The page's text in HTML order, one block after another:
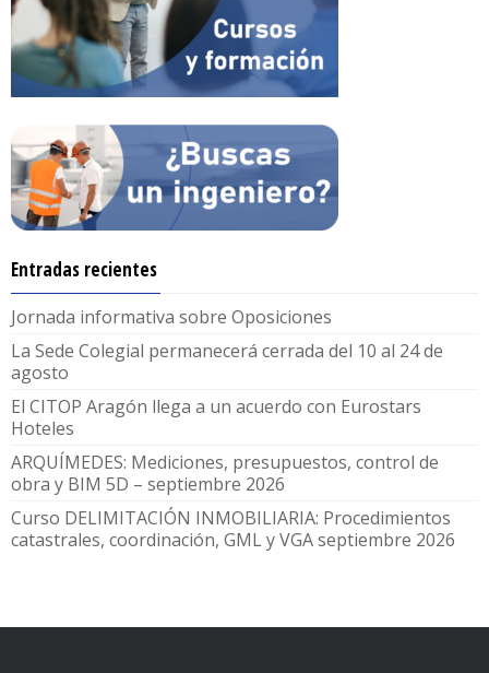
Entradas recientes
Jornada informativa sobre Oposiciones
La Sede Colegial permanecerá cerrada del 10 al 24 de
agosto
El CITOP Aragón llega a un acuerdo con Eurostars
Hoteles
ARQUÍMEDES: Mediciones, presupuestos, control de
obra y BIM 5D – septiembre 2026
Curso DELIMITACIÓN INMOBILIARIA: Procedimientos
catastrales, coordinación, GML y VGA septiembre 2026